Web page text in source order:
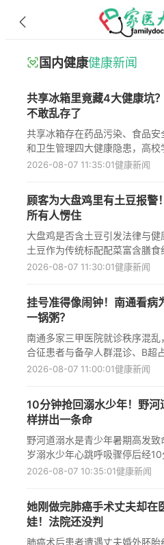
国内健康健康新闻
共享冰箱里竟藏4大健康坑
不敢乱存了
共享冰箱存在药品污染、食品安
和卫生管理四大健康隐患，高校
岛素失效、李斯特菌感染、肠胃
2026-08-07 11:35:01健康新闻
顾客为大盘鸡里有土豆报警
所有人愣住
大盘鸡是否含土豆引发法律与健
土豆作为传统标配配菜富含膳食
素，有助于血糖稳定与营养均衡
2026-08-07 11:30:01健康新闻
挂号准得像闹钟！南通看病
一锅粥？
南通多家三甲医院就诊秩序混乱
合征患者与备孕人群混诊、B超
家号由实习生接诊等问题突出，
2026-08-07 11:00:01健康新闻
10分钟抢回溺水少年！野河
样拼出一条命
野河道溺水是青少年暑期高发致
岁溺水少年心跳呼吸骤停后经
CPR成功复苏。溺水急救、心肺
的紧迫性。
2026-08-07 10:35:01健康新闻
她刚做完肺癌手术丈夫却在
娃！法院还没判
肺癌术后患者遭遇丈夫婚外胚胎